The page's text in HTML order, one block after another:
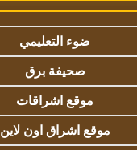
ضوء التعليمي
صحيفة برق
موقع اشراقات
موقع اشراق اون لاين